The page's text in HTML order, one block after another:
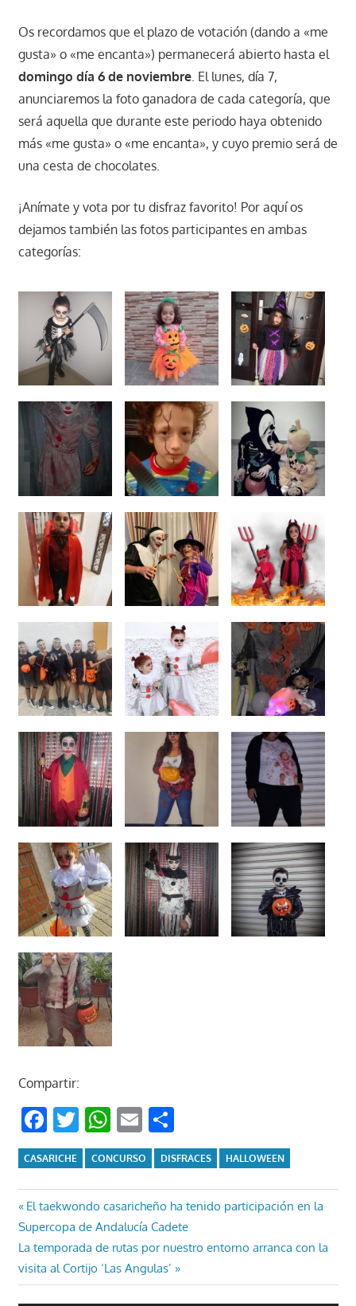
Os recordamos que el plazo de votación (dando a «me
gusta» o «me encanta») permanecerá abierto hasta el
domingo día 6 de noviembre. El lunes, día 7,
anunciaremos la foto ganadora de cada categoría, que
será aquella que durante este periodo haya obtenido
más «me gusta» o «me encanta», y cuyo premio será de
una cesta de chocolates.
¡Anímate y vota por tu disfraz favorito! Por aquí os
dejamos también las fotos participantes en ambas
categorías:
Compartir:
Facebook
Twitter
WhatsApp
EmailCompartir
CASARICHE CONCURSO DISFRACES HALLOWEEN
Navegación
de
entradas
Entrada
anterior:
El taekwondo casaricheño ha tenido participación en la
Supercopa de Andalucía Cadete
Entrada
siguiente:
La temporada de rutas por nuestro entorno arranca con la
visita al Cortijo ‘Las Angulas’